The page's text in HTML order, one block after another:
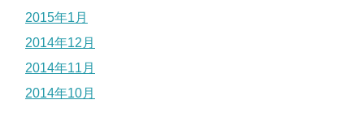
2015年1月
2014年12月
2014年11月
2014年10月